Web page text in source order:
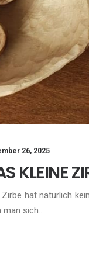
26, 2025
KLEINE
Zirbe hat natürlich
man sich…